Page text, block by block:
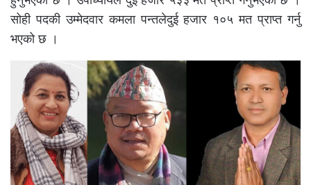
सोही पदकी उम्मेदवार कमला पन्तलेदुई हजार १०५ मत प्राप्त गर्नु
भएको छ ।